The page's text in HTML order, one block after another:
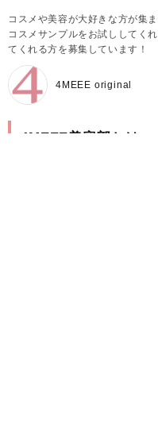
コスメや美容が大好きな方が集
コスメサンプルをお試ししてく
てくれる方を募集しています！
4MEEE original
4MEEE美容部とは